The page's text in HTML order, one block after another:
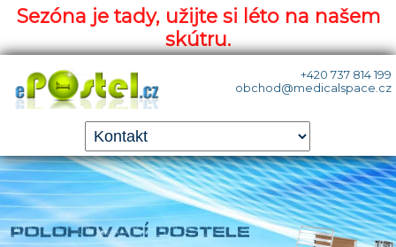
Sezóna je tady, užijte si léto na našem
skútru.
+420 737 814 199
obchod@medicalspace.cz